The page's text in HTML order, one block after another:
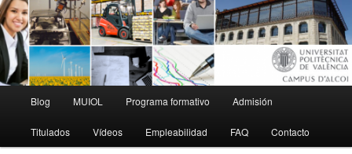
principal
Blog MUIOL Programa formativo Admisión
Titulados Vídeos Empleabilidad FAQ Contacto